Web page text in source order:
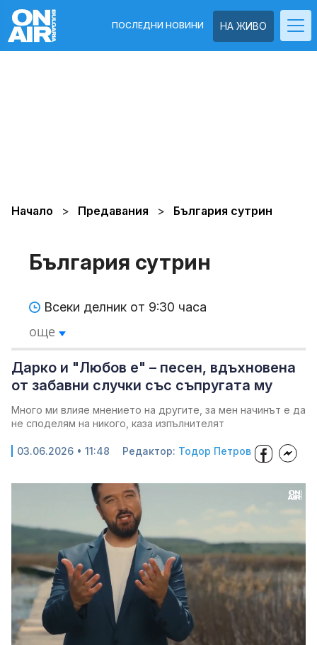
НА ЖИВО
ПОСЛЕДНИ НОВИНИ
Начало Предавания България сутрин
България сутрин
Всеки делник от 9:30 часа
още
Дарко и "Любов е" – песен, вдъхновена
от забавни случки със съпругата му
Много ми влияе мнението на другите, за мен начинът е да
не споделям на никого, каза изпълнителят
03.06.2026 • 11:48 Редактор: Тодор Петров
Unmute